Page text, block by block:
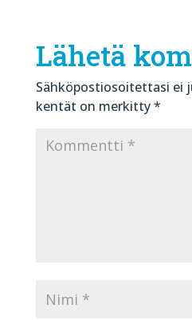
Lähetä
Sähköpostiosoitettasi ei
kentät on merkitty*